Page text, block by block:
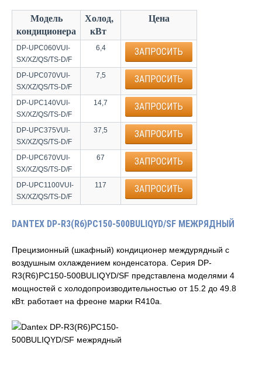
Модель
кондиционера
Холод,
кВт
Цена
DP-UPC060VUI-
SX/XZ/QS/TS-D/F
6,4 ЗАПРОСИТЬ
DP-UPC070VUI-
SX/XZ/QS/TS-D/F
7,5 ЗАПРОСИТЬ
DP-UPC140VUI-
SX/XZ/QS/TS-D/F
14,7 ЗАПРОСИТЬ
DP-UPC375VUI-
SX/XZ/QS/TS-D/F
37,5 ЗАПРОСИТЬ
DP-UPC670VUI-
SX/XZ/QS/TS-D/F
67 ЗАПРОСИТЬ
DP-UPC1100VUI-
SX/XZ/QS/TS-D/F
117 ЗАПРОСИТЬ
DANTEX DP-R3(R6)PC150-500BULIQYD/SF МЕЖРЯДНЫЙ
Прецизионный (шкафный) кондиционер междурядный с
воздушным охлаждением конденсатора. Серия DP-
R3(R6)PC150-500BULIQYD/SF представлена моделями 4
мощностей с холодопроизводительностью от 15.2 до 49.8
кВт. работает на фреоне марки R410a.